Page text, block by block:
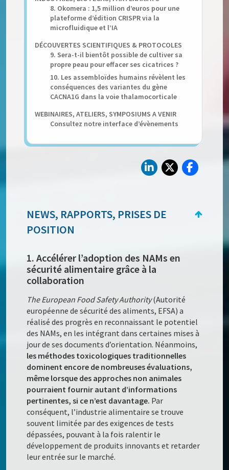
8. Okomera : 1,5 million d’euros pour une
plateforme d’édition CRISPR via la
microfluidique et l’IA
DÉCOUVERTES SCIENTIFIQUES & PROTOCOLES
9. Sera-t-il bientôt possible de cultiver sa
propre peau pour effacer ses cicatrices ?
10. Les assembloïdes humains révèlent les
conséquences des variantes du gène
CACNA1G dans la voie thalamocorticale
WEBINAIRES, ATELIERS, SYMPOSIUMS A VENIR
Consultez notre interface d’évènements
NEWS, RAPPORTS, PRISES DE
POSITION
1. Accélérer l’adoption des NAMs en
sécurité alimentaire grâce à la
collaboration
The European Food Safety Authority(Autorité
européenne de sécurité des aliments, EFSA) a
réalisé des progrès en reconnaissant le potentiel
des NAMs, en les intégrant dans certaines mises à
jour de ses documents d’orientation. Néanmoins,
les méthodes toxicologiques traditionnelles
dominent encore de nombreuses évaluations,
même lorsque des approches non animales
pourraient fournir autant d’informations
pertinentes, si ce n’est davantage. Par
conséquent, l’industrie alimentaire se trouve
souvent limitée par des exigences de tests
dépassées, pouvant à la fois ralentir le
développement de produits innovants et retarder
leur entrée sur le marché.